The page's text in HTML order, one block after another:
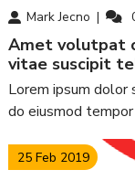
Mark Jecno
amet volutpat consequat mauris nunc congue nisi
vitae suscipit
Lorem ipsum dolor
do eiusmod
25 Feb 2019